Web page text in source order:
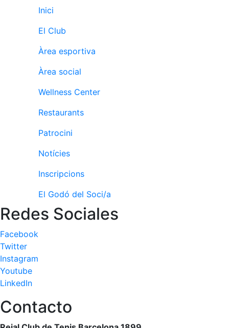
Soci/a
Inici
El Club
Àrea esportiva
Àrea social
Wellness Center
Restaurants
Patrocini
Notícies
Inscripcions
El Godó del Soci/a
Redes Sociales
Facebook
Twitter
Instagram
Youtube
LinkedIn
Contacto